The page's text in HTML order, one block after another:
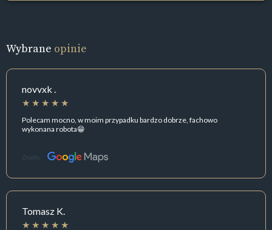
Wybrane opinie
novvxk .
Polecam mocno, w moim przypadku bardzo dobrze, fachowo
wykonana robota😁
Źródło:
Tomasz K.